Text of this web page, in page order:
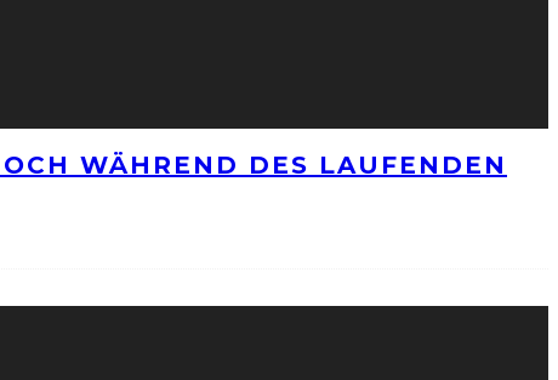
WÄHREND DES LAUFENDEN